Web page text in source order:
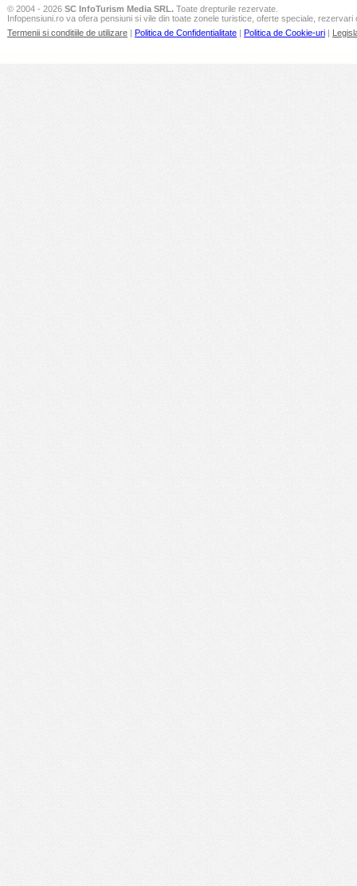
© 2004 - 2026 SC InfoTurism Media SRL. Toate drepturile rezervate.
Infopensiuni.ro va ofera pensiuni si vile din toate zonele turistice, oferte speciale, rezervari
Termenii si conditiile de utilizare | Politica de Confidentialitate | Politica de Cookie-uri |